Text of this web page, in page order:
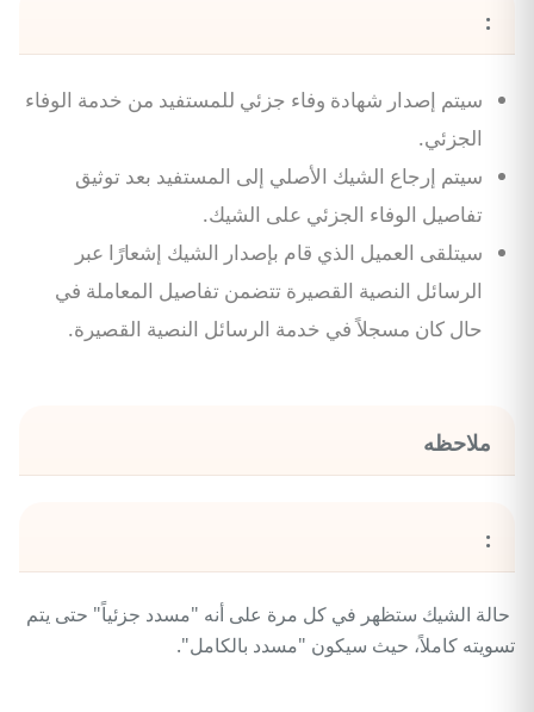
:
سيتم إصدار شهادة وفاء جزئي للمستفيد من خدمة الوفاء
الجزئي.
سيتم إرجاع الشيك الأصلي إلى المستفيد بعد توثيق
تفاصيل الوفاء الجزئي على الشيك.
سيتلقى العميل الذي قام بإصدار الشيك إشعارًا عبر
الرسائل النصية القصيرة تتضمن تفاصيل المعاملة في
حال كان مسجلاً في خدمة الرسائل النصية القصيرة.
ملاحظه
:
حالة الشيك ستظهر في كل مرة على أنه "مسدد جزئياً" حتى يتم
تسويته كاملاً، حيث سيكون "مسدد بالكامل".